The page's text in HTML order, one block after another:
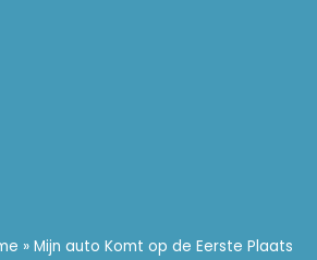
»Mijn auto Komt op de Eerste Plaats